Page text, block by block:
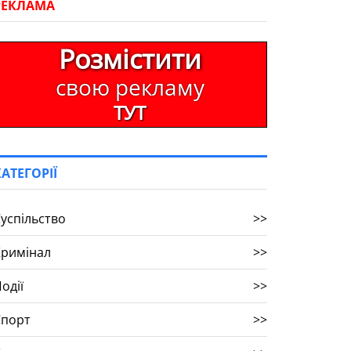
Розмістити
свою рекламу
ТУТ
>>
>>
>>
>>